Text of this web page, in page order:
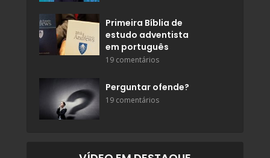
Primeira Bíblia de
estudo adventista
em português
19 comentários
Perguntar ofende?
19 comentários